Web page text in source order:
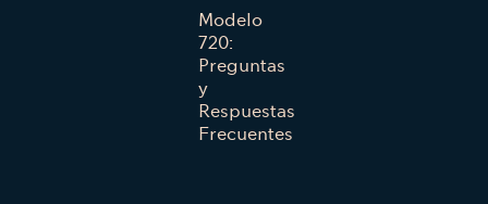
Modelo
720:
Preguntas
y
Respuestas
Frecuentes